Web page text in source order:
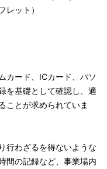
レット）
カード、ICカード、パソ
を基礎として確認し、適
ことが求められていま
行わざるを得ないような
間の記録など、事業場内